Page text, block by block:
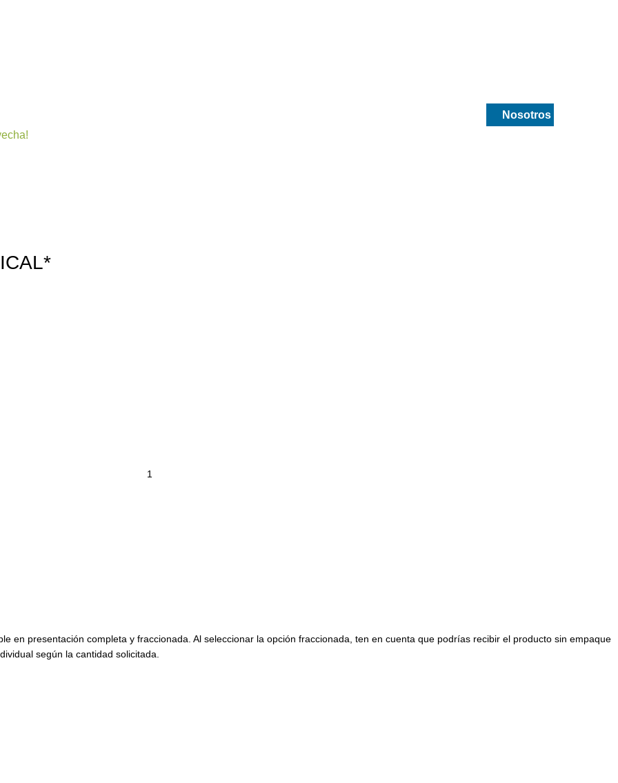
Nosotros
en presentación completa y fraccionada. Al seleccionar la opción fraccionada, ten en cuenta que podrías recibir el producto sin empaque
según la cantidad solicitada.